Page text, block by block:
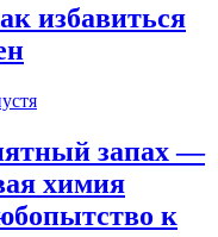
избавиться
запах —
химия
к